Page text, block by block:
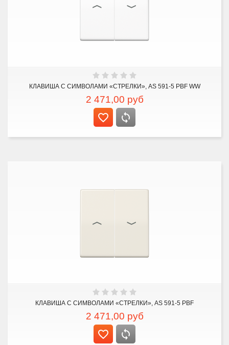
КЛАВИША С СИМВОЛАМИ «СТРЕЛКИ», AS 591-5 PBF WW
2 471,00 руб
КЛАВИША С СИМВОЛАМИ «СТРЕЛКИ», AS 591-5 PBF
2 471,00 руб